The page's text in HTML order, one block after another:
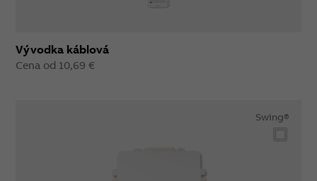
Vývodka káblová
Cena od 10,69 €
Swing®